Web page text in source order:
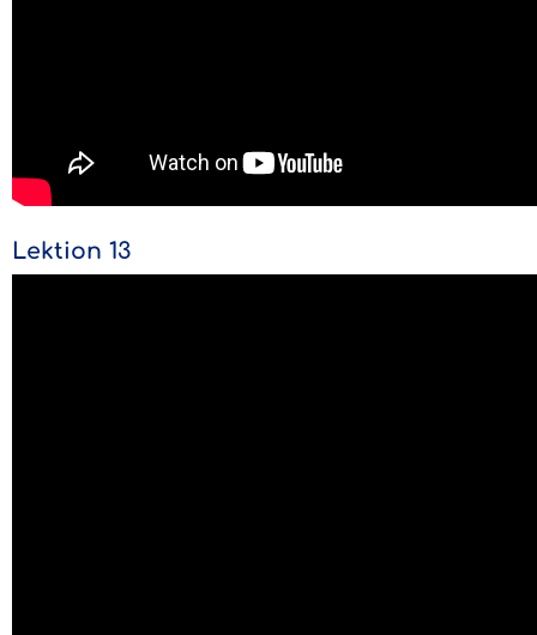
Lektion 13